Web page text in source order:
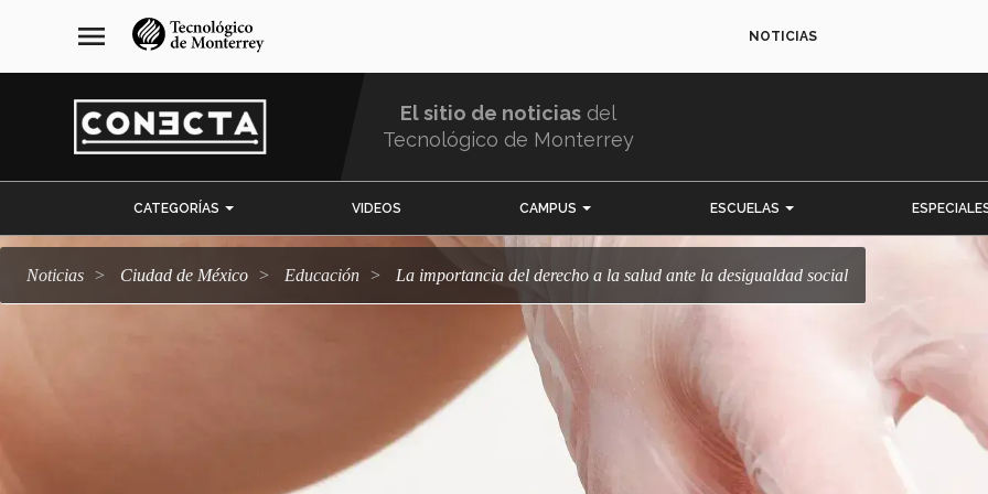
navegación
principal
menu NOTICIAS
El sitio de noticias del
Tecnológico de Monterrey
CATEGORÍAS VIDEOS CAMPUS ESCUELAS
Noticias Ciudad de México Educación La importancia del derecho a la salud ante la desigualdad social